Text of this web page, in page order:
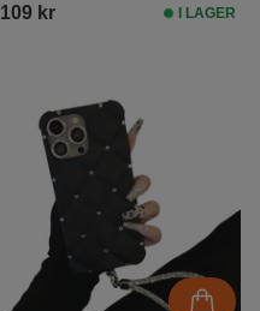
109 kr I LAGER